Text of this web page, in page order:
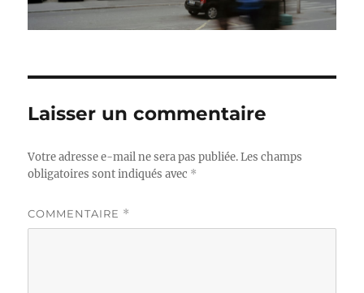
Laisser un commentaire
Votre adresse e-mail ne sera pas publiée. Les champs
obligatoires sont indiqués avec *
COMMENTAIRE *